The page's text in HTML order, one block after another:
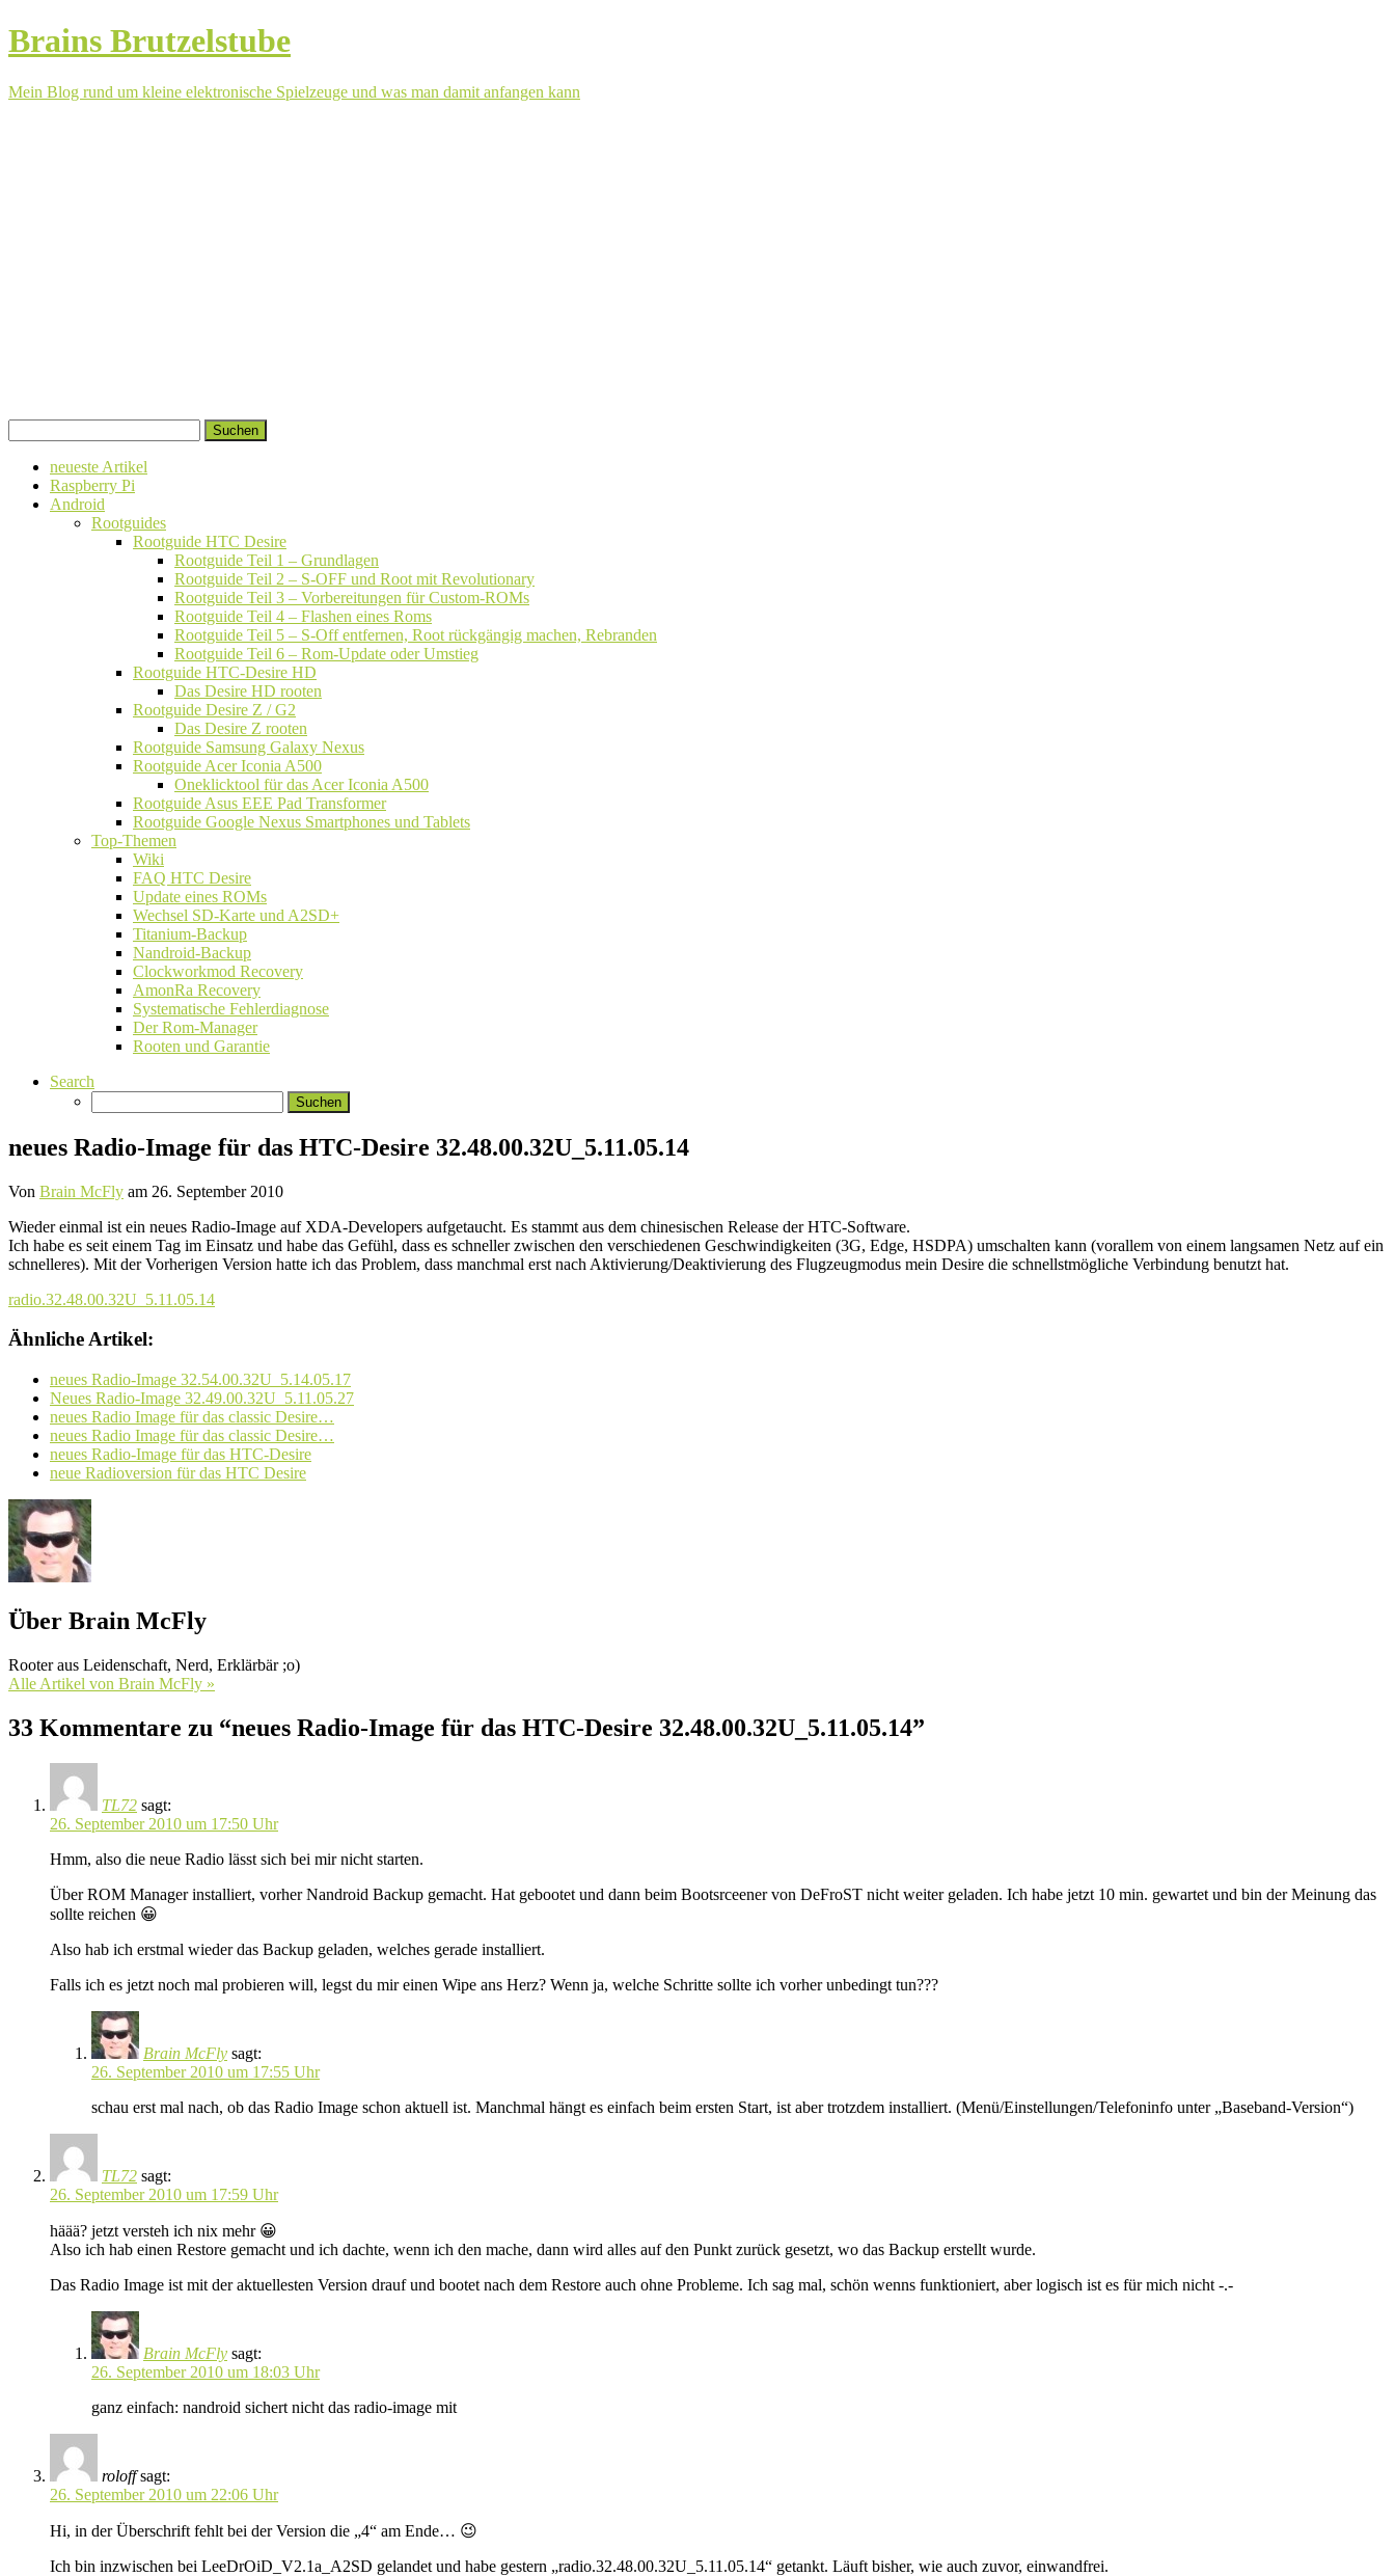
Brains Brutzelstube
Mein Blog rund um kleine elektronische Spielzeuge und was man damit anfangen kann
zum
Inhalt
nach:
neueste Artikel
Raspberry Pi
Android
Rootguides
Rootguide HTC Desire
Rootguide Teil 1 – Grundlagen
Rootguide Teil 2 – S-OFF und Root mit Revolutionary
Rootguide Teil 3 – Vorbereitungen für Custom-ROMs
Rootguide Teil 4 – Flashen eines Roms
Rootguide Teil 5 – S-Off entfernen, Root rückgängig machen, Rebranden
Rootguide Teil 6 – Rom-Update oder Umstieg
Rootguide HTC-Desire HD
Das Desire HD rooten
Rootguide Desire Z / G2
Das Desire Z rooten
Rootguide Samsung Galaxy Nexus
Rootguide Acer Iconia A500
Oneklicktool für das Acer Iconia A500
Rootguide Asus EEE Pad Transformer
Rootguide Google Nexus Smartphones und Tablets
Top-Themen
Wiki
FAQ HTC Desire
Update eines ROMs
Wechsel SD-Karte und A2SD+
Titanium-Backup
Nandroid-Backup
Clockworkmod Recovery
AmonRa Recovery
Systematische Fehlerdiagnose
Der Rom-Manager
Rooten und Garantie
Search
nach:
neues Radio-Image für das HTC-Desire 32.48.00.32U_5.11.05.14
Von Brain McFly am 26. September 2010
Wieder einmal ist ein neues Radio-Image auf XDA-Developers aufgetaucht. Es stammt aus dem chinesischen Release der HTC-Software.
Ich habe es seit einem Tag im Einsatz und habe das Gefühl, dass es schneller zwischen den verschiedenen Geschwindigkeiten (3G, Edge, HSDPA) umschalten kann (vorallem von einem langsamen Netz auf ein
schnelleres). Mit der Vorherigen Version hatte ich das Problem, dass manchmal erst nach Aktivierung/Deaktivierung des Flugzeugmodus mein Desire die schnellstmögliche Verbindung benutzt hat.
radio.32.48.00.32U_5.11.05.14
Ähnliche Artikel:
neues Radio-Image 32.54.00.32U_5.14.05.17
Neues Radio-Image 32.49.00.32U_5.11.05.27
neues Radio Image für das classic Desire…
neues Radio Image für das classic Desire…
neues Radio-Image für das HTC-Desire
neue Radioversion für das HTC Desire
Über Brain McFly
Rooter aus Leidenschaft, Nerd, Erklärbär ;o)
Alle Artikel von Brain McFly »
33 Kommentare zu “neues Radio-Image für das HTC-Desire 32.48.00.32U_5.11.05.14”
TL72 sagt:
26. September 2010 um 17:50 Uhr
Hmm, also die neue Radio lässt sich bei mir nicht starten.
Über ROM Manager installiert, vorher Nandroid Backup gemacht. Hat gebootet und dann beim Bootsrceener von DeFroST nicht weiter geladen. Ich habe jetzt 10 min. gewartet und bin der Meinung das
sollte reichen 😀
Also hab ich erstmal wieder das Backup geladen, welches gerade installiert.
Falls ich es jetzt noch mal probieren will, legst du mir einen Wipe ans Herz? Wenn ja, welche Schritte sollte ich vorher unbedingt tun???
Brain McFly sagt:
26. September 2010 um 17:55 Uhr
schau erst mal nach, ob das Radio Image schon aktuell ist. Manchmal hängt es einfach beim ersten Start, ist aber trotzdem installiert. (Menü/Einstellungen/Telefoninfo unter „Baseband-Version“)
TL72 sagt:
26. September 2010 um 17:59 Uhr
häää? jetzt versteh ich nix mehr 😀
Also ich hab einen Restore gemacht und ich dachte, wenn ich den mache, dann wird alles auf den Punkt zurück gesetzt, wo das Backup erstellt wurde.
Das Radio Image ist mit der aktuellesten Version drauf und bootet nach dem Restore auch ohne Probleme. Ich sag mal, schön wenns funktioniert, aber logisch ist es für mich nicht -.-
Brain McFly sagt:
26. September 2010 um 18:03 Uhr
ganz einfach: nandroid sichert nicht das radio-image mit
roloff sagt:
26. September 2010 um 22:06 Uhr
Hi, in der Überschrift fehlt bei der Version die „4“ am Ende… 😉
Ich bin inzwischen bei LeeDrOiD_V2.1a_A2SD gelandet und habe gestern „radio.32.48.00.32U_5.11.05.14“ getankt. Läuft bisher, wie auch zuvor, einwandfrei.